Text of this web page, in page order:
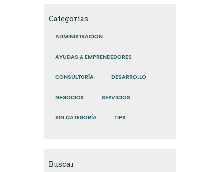
Categorías
ADMINISTRACION
AYUDAS A EMPRENDEDORES
CONSULTORÍA DESARROLLO
NEGOCIOS SERVICIOS
SIN CATEGORÍA TIPS
Buscar